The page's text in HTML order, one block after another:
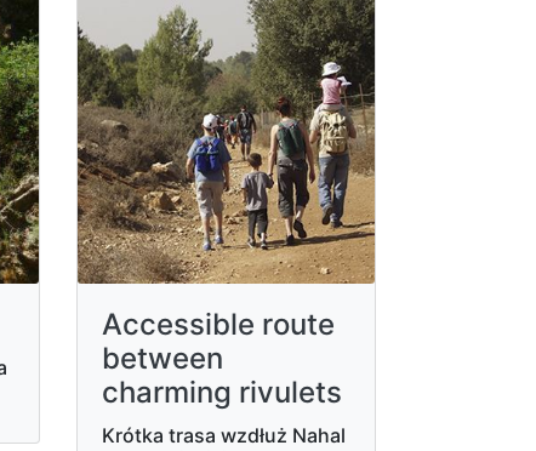
Accessible route
between
charming rivulets
Krótka trasa wzdłuż Nahal